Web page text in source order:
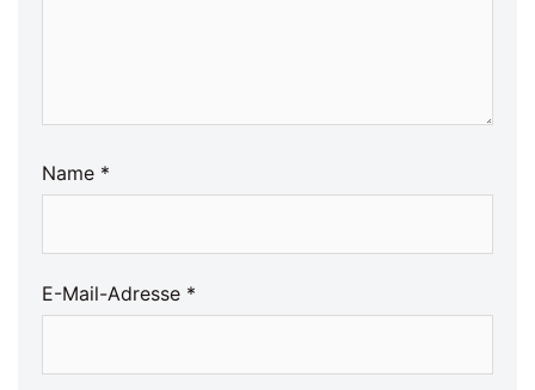
Name *
E-Mail-Adresse *